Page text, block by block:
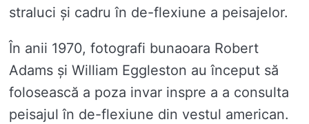
straluci și cadru în de-flexiune a peisajelor.
În anii 1970, fotografi bunaoara Robert
Adams și William Eggleston au început să
folosească a poza invar inspre a a consulta
peisajul în de-flexiune din vestul american.